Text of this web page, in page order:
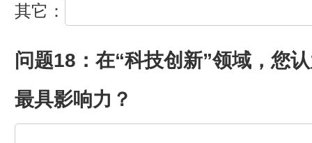
其它：
问题18：在“科技创新”领域，您
最具影响力？